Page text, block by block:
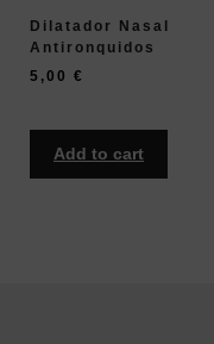
Dilatador Nasal
Antironquidos
5,00 €
Add to cart